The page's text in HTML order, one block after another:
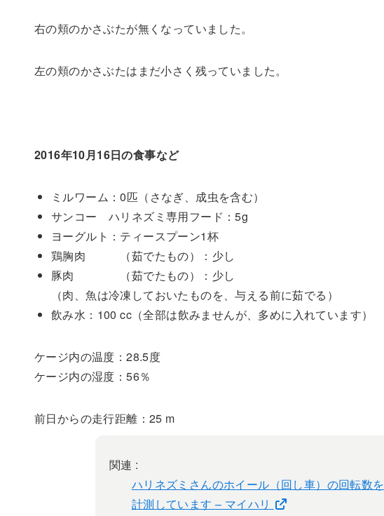
右の頬のかさぶたが無くなっていました。
左の頬のかさぶたはまだ小さく残っていました。
2016年10月16日の食事など
ミルワーム：0匹（さなぎ、成虫を含む）
サンコー ハリネズミ専用フード：5g
ヨーグルト：ティースプーン1杯
鶏胸肉 （茹でたもの）：少し
豚肉 （茹でたもの）：少し
（肉、魚は冷凍しておいたものを、与える前に茹でる）
飲み水：100 cc（全部は飲みませんが、多めに入れています）
ケージ内の温度：28.5度
ケージ内の湿度：56％
前日からの走行距離：25 m
関連 :
ハリネズミさんのホイール（回し車）の回転数を
計測しています – マイハリ